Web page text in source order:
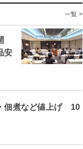
一覧 >
安
佃煮など値上げ 10